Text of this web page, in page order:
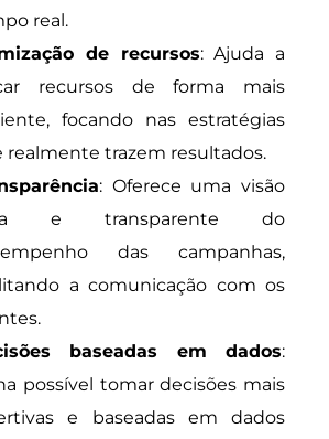
real.
de recursos: Ajuda a
recursos de forma mais
focando nas estratégias
realmente trazem resultados.
: Oferece uma visão
e transparente do
das campanhas,
a comunicação com os
baseadas em dados:
possível tomar decisões mais
e baseadas em dados